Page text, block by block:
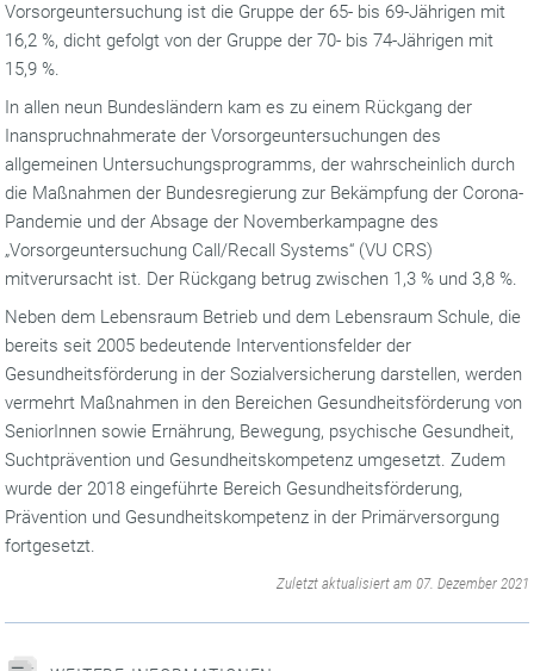
Vorsorgeuntersuchung ist die Gruppe der 65- bis 69-Jährigen mit
16,2 %, dicht gefolgt von der Gruppe der 70- bis 74-Jährigen mit
15,9 %.
In allen neun Bundesländern kam es zu einem Rückgang der
Inanspruchnahmerate der Vorsorgeuntersuchungen des
allgemeinen Untersuchungsprogramms, der wahrscheinlich durch
die Maßnahmen der Bundesregierung zur Bekämpfung der Corona-
Pandemie und der Absage der Novemberkampagne des
„Vorsorgeuntersuchung Call/Recall Systems“ (VU CRS)
mitverursacht ist. Der Rückgang betrug zwischen 1,3 % und 3,8 %.
Neben dem Lebensraum Betrieb und dem Lebensraum Schule, die
bereits seit 2005 bedeutende Interventionsfelder der
Gesundheitsförderung in der Sozialversicherung darstellen, werden
vermehrt Maßnahmen in den Bereichen Gesundheitsförderung von
SeniorInnen sowie Ernährung, Bewegung, psychische Gesundheit,
Suchtprävention und Gesundheitskompetenz umgesetzt. Zudem
wurde der 2018 eingeführte Bereich Gesundheitsförderung,
Prävention und Gesundheitskompetenz in der Primärversorgung
fortgesetzt.
Zuletzt aktualisiert am 07. Dezember 2021